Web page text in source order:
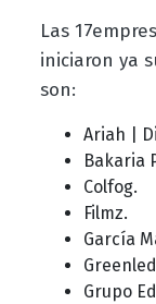
Las
iniciaron ya
son:
Ariah |
Bakaria
Colfog.
Filmz.
García
Grupo